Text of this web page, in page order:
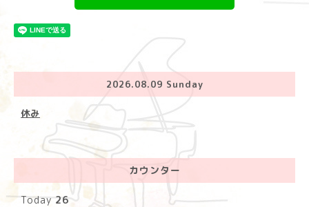
2026.08.09 Sunday
休み
カウンター
Today 26